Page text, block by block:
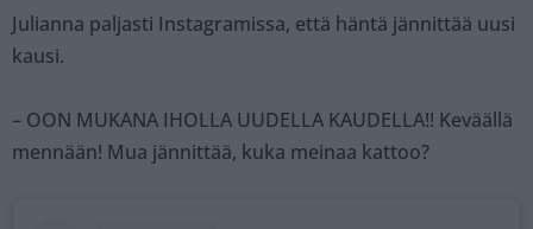
Julianna paljasti Instagramissa, että häntä jännittää uusi
kausi.
– OON MUKANA IHOLLA UUDELLA KAUDELLA!! Keväällä
mennään! Mua jännittää, kuka meinaa kattoo?